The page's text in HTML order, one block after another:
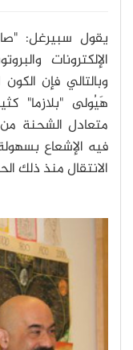
يقول سبيرغل:
الإلكترونات
وبالتالي فإن
هَيُولى "بلازما"
متعادل الشحنة
فيه الإشعاع
الانتقال منذ ذلك